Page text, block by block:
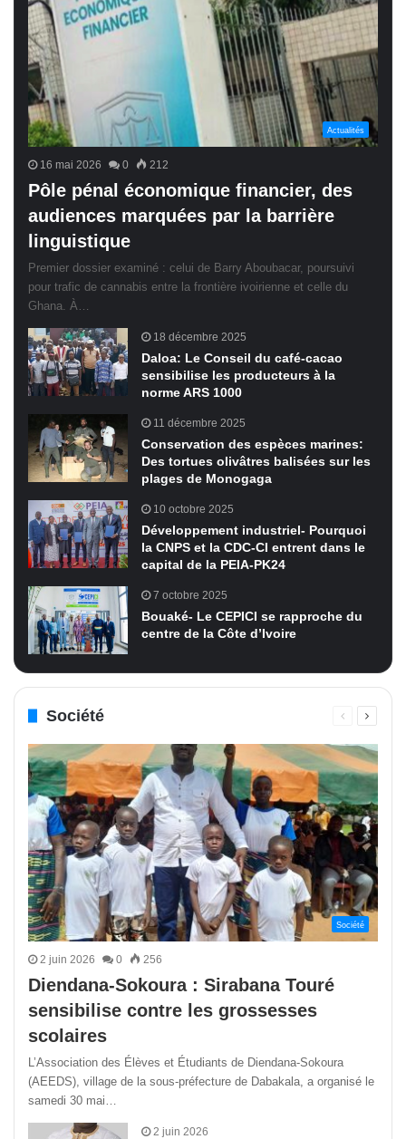
Actualités
16 mai 2026 0 212
Pôle pénal économique financier, des
audiences marquées par la barrière
linguistique
Premier dossier examiné : celui de Barry Aboubacar, poursuivi
pour trafic de cannabis entre la frontière ivoirienne et celle du
Ghana. À…
18 décembre 2025
Daloa: Le Conseil du café-cacao
sensibilise les producteurs à la
norme ARS 1000
11 décembre 2025
Conservation des espèces marines:
Des tortues olivâtres balisées sur les
plages de Monogaga
10 octobre 2025
Développement industriel- Pourquoi
la CNPS et la CDC-CI entrent dans le
capital de la PEIA-PK24
7 octobre 2025
Bouaké- Le CEPICI se rapproche du
centre de la Côte d’Ivoire
Société
PagePage
Société
2 juin 2026 0 256
Diendana-Sokoura : Sirabana Touré
sensibilise contre les grossesses
scolaires
L’Association des Élèves et Étudiants de Diendana-Sokoura
(AEEDS), village de la sous-préfecture de Dabakala, a organisé le
samedi 30 mai…
2 juin 2026